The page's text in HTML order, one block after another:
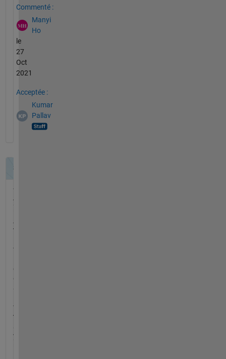
Commenté :
Manyi
Ho
le
27
Oct
2021
Acceptée :
Kumar
Pallav